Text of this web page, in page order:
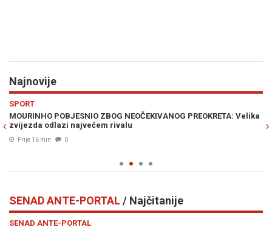
Najnovije
SPORT
MOURINHO POBJESNIO ZBOG NEOČEKIVANOG PREOKRETA: Velika
zvijezda odlazi najvećem rivalu
Prije 16 min 0
SENAD ANTE-PORTAL / Najčitanije
SENAD ANTE-PORTAL